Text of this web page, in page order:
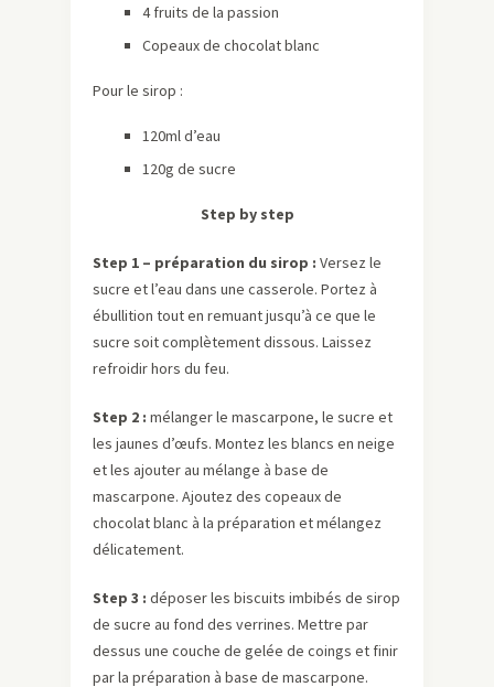
4 fruits de la passion
Copeaux de chocolat blanc
Pour le sirop :
120ml d’eau
120g de sucre
Step by step
Step 1 – préparation du sirop : Versez le
sucre et l’eau dans une casserole. Portez à
ébullition tout en remuant jusqu’à ce que le
sucre soit complètement dissous. Laissez
refroidir hors du feu.
Step 2 : mélanger le mascarpone, le sucre et
les jaunes d’œufs. Montez les blancs en neige
et les ajouter au mélange à base de
mascarpone. Ajoutez des copeaux de
chocolat blanc à la préparation et mélangez
délicatement.
Step 3 : déposer les biscuits imbibés de sirop
de sucre au fond des verrines. Mettre par
dessus une couche de gelée de coings et finir
par la préparation à base de mascarpone.